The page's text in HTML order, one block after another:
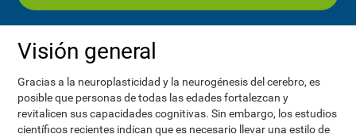
Visión general
Gracias a la neuroplasticidad y la neurogénesis del cerebro, es
posible que personas de todas las edades fortalezcan y
revitalicen sus capacidades cognitivas. Sin embargo, los estudios
científicos recientes indican que es necesario llevar una estilo de